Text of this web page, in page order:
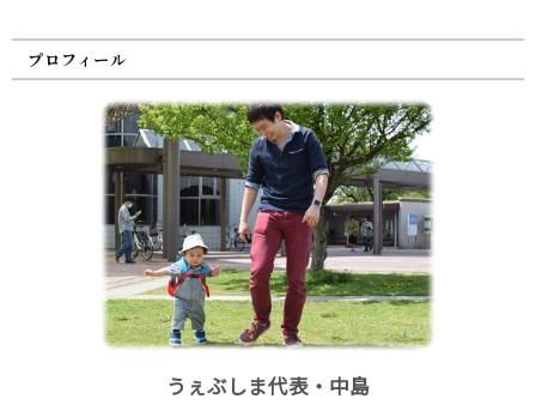
プロフィール
うぇぶしま代表・中島